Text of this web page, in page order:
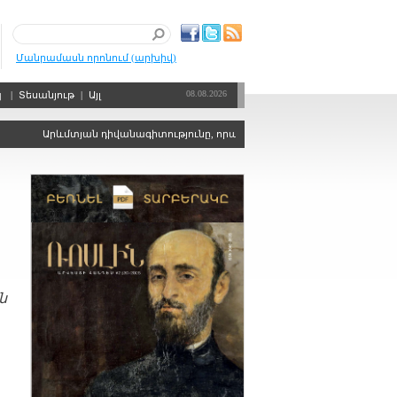
Մանրամասն որոնում (արխիվ)
| Տեսանյութ | Այլ 08.08.2026
Արևմտյան դիվանագիտությունը, որպես քաղաքական ճգնաժամերի